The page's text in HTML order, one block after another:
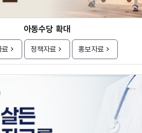
아동수당 확대
료 정책자료 홍보자료